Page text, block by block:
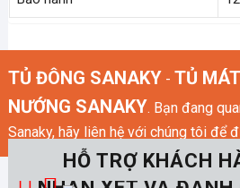
TỦ ĐÔNG SANAKY - TỦ
NƯỚNG SANAKY. Bạn đang
Sanaky, hãy liên hệ với chúng tôi để
HỖ TRỢ KHÁCH